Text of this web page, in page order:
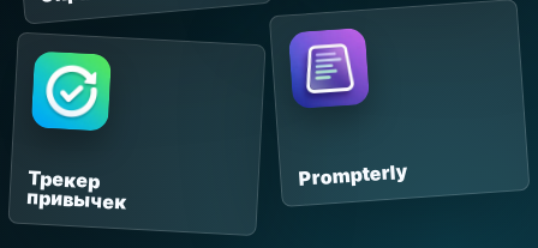
Трекер
привычек
Prompterly